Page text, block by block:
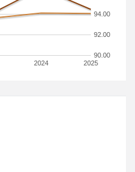
2024 2025
90.00
92.00
94.00